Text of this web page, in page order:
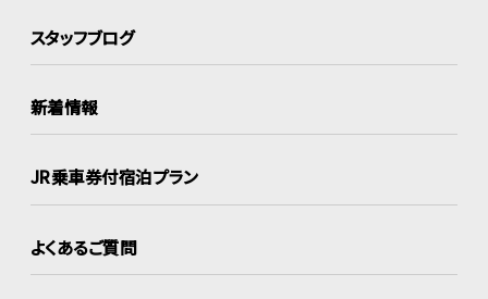
スタッフブログ
新着情報
JR乗車券付宿泊プラン
よくあるご質問